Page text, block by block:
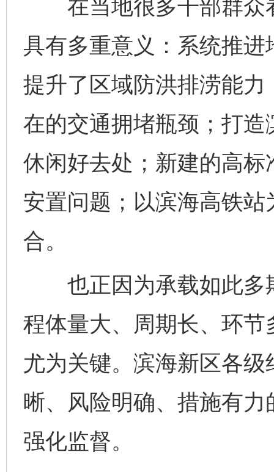
在当地很多干部群众
具有多重意义：系统推
提升了区域防洪排涝能
在的交通拥堵瓶颈；打
休闲好去处；新建的高
安置问题；以滨海高铁站
合。
也正因为承载如此多
程体量大、周期长、环
尤为关键。滨海新区各
晰、风险明确、措施有
强化监督。